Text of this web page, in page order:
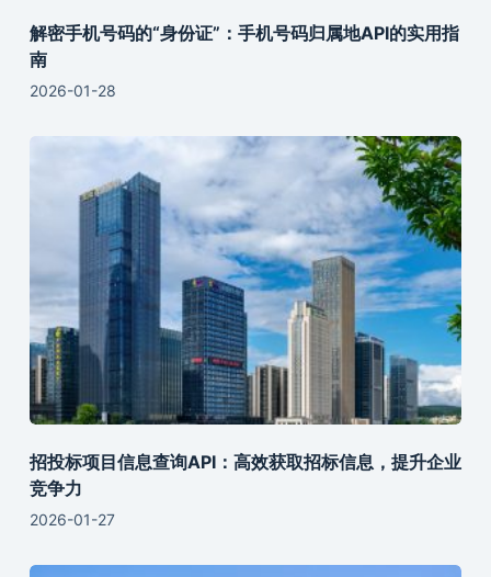
解密手机号码的“身份证”：手机号码归属地API的实用指
南
2026-01-28
招投标项目信息查询API：高效获取招标信息，提升企业
竞争力
2026-01-27